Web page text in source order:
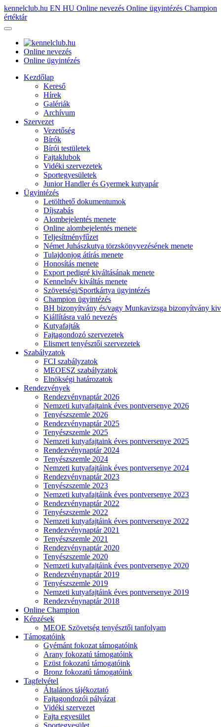
kennelclub.hu EN HU Online nevezés Online ügyintézés Champion
értéktár
Online nevezés
Online ügyintézés
Kezdőlap
Kereső
Hírek
Galériák
Archívum
Szervezet
Vezetőség
Bírók
Bírói testületek
Fajtaklubok
Vidéki szervezetek
Sportegyesületek
Junior Handler és Gyermek kutyapár
Ügyintézés
Letölthető dokumentumok
Díjszabás
Alombejelentés menete
Online alombejelentés menete
Teljesítményfűzet
Német Juhászkutya törzskönyvezésének menete
Tulajdonjog átírás menete
Honosítás menete
Export pedigré kiváltásának menete
Kennelnév kiváltás menete
Szövetségi/Sportkártya ügyintézés
Champion ügyintézés
BH bizonyítvány és/vagy Munkavizsga bizonyítvány
Kiállításra való nevezés
Kutyafajták
Fajtagondozó szervezetek
Elismert tenyésztői szervezetek
Szabályzatok
FCI szabályzatok
MEOESZ szabályzatok
Elnökségi határozatok
Rendezvények
Rendezvénynaptár 2026
Nemzeti kutyafajtaink éves pontversenye 2026
Tenyészszemle 2026
Rendezvénynaptár 2025
Tenyészszemle 2025
Nemzeti kutyafajtaink éves pontversenye 2025
Rendezvénynaptár 2024
Tenyészszemle 2024
Nemzeti kutyafajtáink éves pontversenye 2024
Rendezvénynaptár 2023
Tenyészszemle 2023
Nemzeti kutyafajtáink éves pontversenye 2023
Rendezvénynaptár 2022
Tenyészszemle 2022
Nemzeti kutyafajtáink éves pontversenye 2022
Rendezvénynaptár 2021
Tenyészszemle 2021
Rendezvénynaptár 2020
Tenyészszemle 2020
Nemzeti kutyafajtáink éves pontversenye 2020
Rendezvénynaptár 2019
Tenyészszemle 2019
Nemzeti kutyafajtáink éves pontversenye 2019
Rendezvénynaptár 2018
Online Champion
Képzések
MEOE Szövetség tenyésztői tanfolyam
Támogatóink
Gyémánt fokozat támogatóink
Arany fokozatú támogatóink
Ezüst fokozatú támogatóink
Bronz fokozatú támogatóink
Tagfelvétel
Általános tájékoztató
Fajtagondozói pályázat
Vidéki szervezet
Fajta egyesület
Sportegyesület